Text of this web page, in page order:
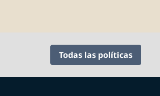
Todas las políticas